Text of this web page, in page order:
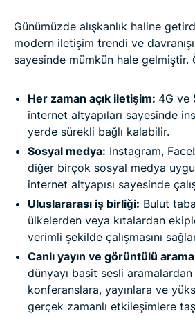
Günümüzde alışkanlık haline
modern iletişim trendi ve
sayesinde mümkün hale gelmiştir.
Her zaman açık iletişim: 4G ve
internet altyapıları sayesinde
yerde sürekli bağlı kalabilir.
Sosyal medya: Instagram,
diğer birçok sosyal medya
internet altyapısı sayesinde
Uluslararası iş birliği: Bulut
ülkelerden veya kıtalardan
verimli şekilde çalışmasını
Canlı yayın ve görüntülü
dünyayı basit sesli aramalardan
konferanslara, yayınlara ve
gerçek zamanlı etkileşimlere